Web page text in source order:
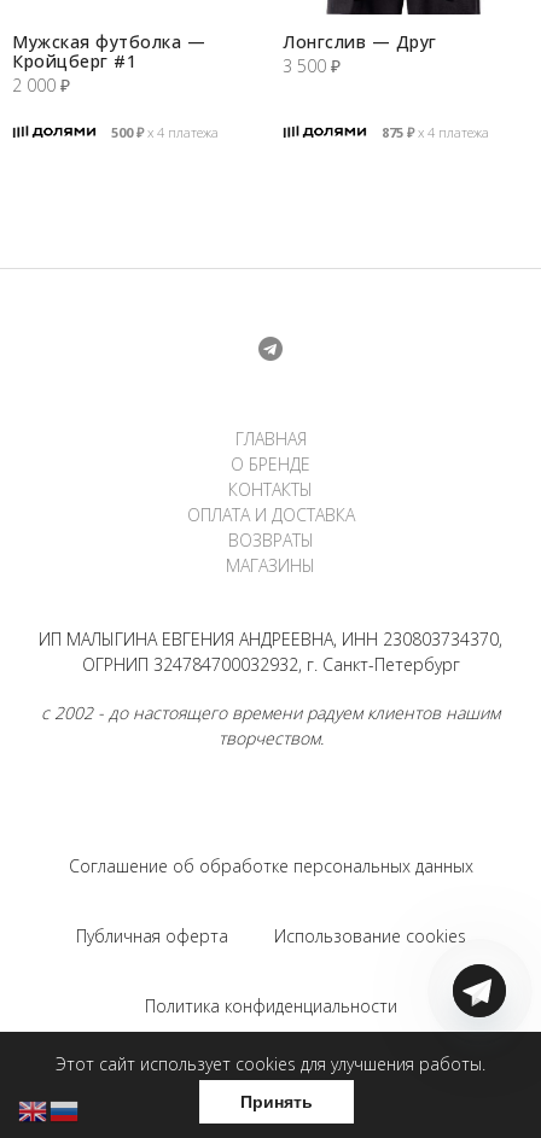
Мужская футболка —
Кройцберг #1
2 000 ₽
500₽х 4 платежа
Лонгслив — Друг
3 500 ₽
875 ₽х 4 платежа
ГЛАВНАЯ
О БРЕНДЕ
КОНТАКТЫ
ОПЛАТА И ДОСТАВКА
ВОЗВРАТЫ
МАГАЗИНЫ
ИП МАЛЫГИНА ЕВГЕНИЯ АНДРЕЕВНА, ИНН 230803734370,
ОГРНИП 324784700032932, г. Санкт-Петербург
с 2002 - до настоящего времени радуем клиентов нашим
творчеством.
Соглашение об обработке персональных данных
Публичная оферта Использование cookies
Политика конфиденциальности
Соглашение на использование Яндекс.Метрики
Этот сайт использует cookies для улучшения работы.
Принять